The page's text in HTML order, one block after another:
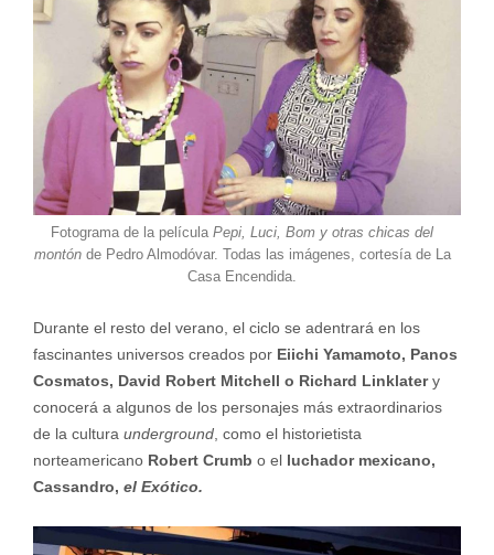
Fotograma de la películaPepi, Luci, Bom y otras chicas del
montónde Pedro Almodóvar. Todas las imágenes, cortesía de La
Casa Encendida.
Durante el resto del verano, el ciclo se adentrará en los
fascinantes universos creados por Eiichi Yamamoto, Panos
Cosmatos, David Robert Mitchell o Richard Linklatery
conocerá a algunos de los personajes más extraordinarios
de la cultura underground, como el historietista
norteamericano Robert Crumb o el luchador mexicano,
Cassandro, el Exótico.